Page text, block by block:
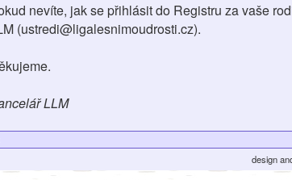
nevíte, jak se přihlásit do Registru za vaše
(ustredi@ligalesnimoudrosti.cz).
LLM
design